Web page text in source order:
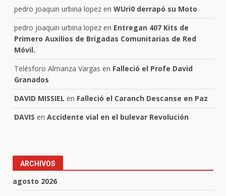
pedro joaquin urbina lopez en WUri0 derrapó su Moto
pedro joaquin urbina lopez en Entregan 407 Kits de
Primero Auxilios de Brigadas Comunitarias de Red
Móvil.
Telésforo Almanza Vargas en Falleció el Profe David
Granados
DAVID MISSIEL en Falleció el Caranch Descanse en Paz
DAVIS en Accidente vial en el bulevar Revolución
ARCHIVOS
agosto 2026